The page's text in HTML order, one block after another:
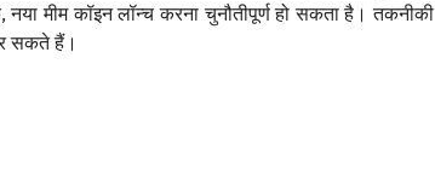
मीम कॉइन लॉन्च करना चुनौतीपूर्ण हो सकता है। तकनीकी
सकते हैं।